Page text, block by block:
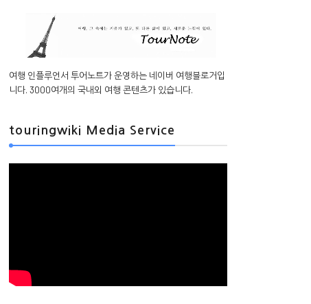
여행 인플루언서 투어노트가 운영하는 네이버 여행블로거입
니다. 3000여개의 국내외 여행 콘텐츠가 있습니다.
touringwiki Media Service